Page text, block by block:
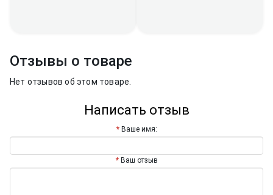
Отзывы о товаре
Нет отзывов об этом товаре.
Написать отзыв
Ваше имя:
Ваш отзыв